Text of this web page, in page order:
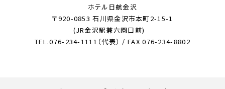
ホテル日航金沢
〒920-0853 石川県金沢市本町2-15-1
(JR金沢駅兼六園口前)
TEL.076-234-1111（代表） / FAX 076-234-8802